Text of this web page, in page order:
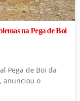
na Pega de Boi
Pega de Boi da
anunciou o